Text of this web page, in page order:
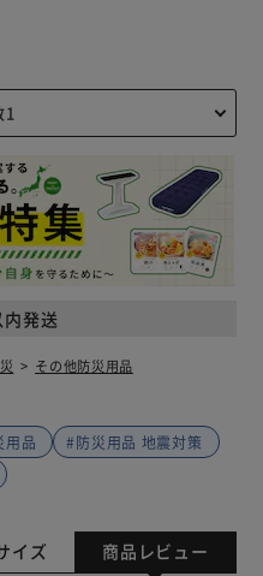
発送
その他防災用品
用品
#防災用品 地震対策
イズ 商品レビュー